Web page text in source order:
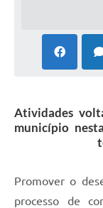
Perguntas e
Atividades
município
Promover o
processo de